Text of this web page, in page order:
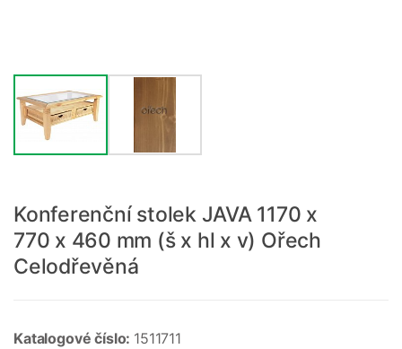
Konferenční stolek JAVA 1170 x
770 x 460 mm (š x hl x v) Ořech
Celodřevěná
Katalogové číslo: 1511711